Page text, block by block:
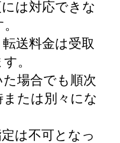
は対応できな
送料金は受取
。
た場合でも順次
たは別々にな
は不可となっ